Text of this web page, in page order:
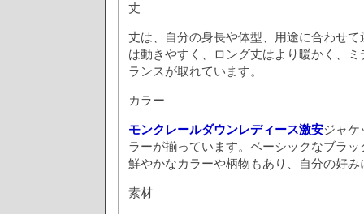
丈
丈は、自分の身長や体型、用途に合わせ
は動きやすく、ロング丈はより暖かく、
ランスが取れています。
カラー
モンクレールダウンレディース激安ジャケ
ラーが揃っています。ベーシックなブラ
鮮やかなカラーや柄物もあり、自分の好
素材